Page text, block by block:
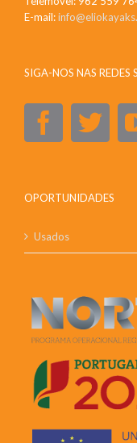
E-mail:
SIGA-NOS NAS REDES
OPORTUNIDADES
Usados